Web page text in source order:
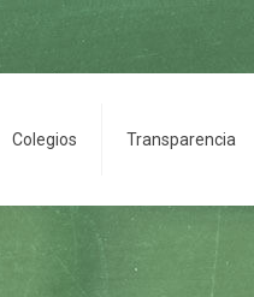
Colegios Transparencia